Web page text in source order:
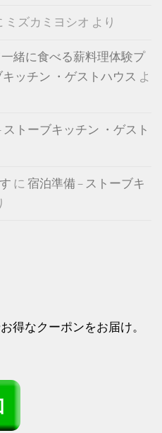
ミズカミヨシオ より
緒に食べる薪料理体験プ
ッチン ・ゲストハウス よ
ストーブキッチン ・ゲスト
に 宿泊準備 – ストーブキ
得なクーポンをお届け。